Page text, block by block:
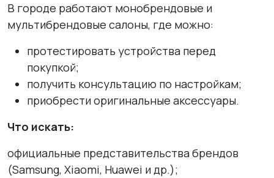
В городе работают монобрендовые и
мультибрендовые салоны, где можно:
протестировать устройства перед
покупкой;
получить консультацию по настройкам;
приобрести оригинальные аксессуары.
Что искать:
официальные представительства брендов
(Samsung, Xiaomi, Huawei и др.);